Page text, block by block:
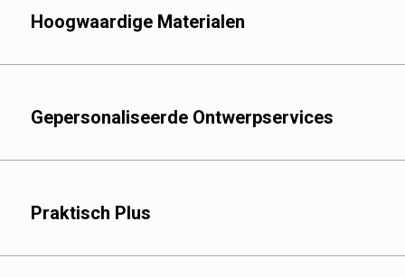
Natuurlijk kraftpapier:
Binnenvoeringen
Hoogwaardige Materialen
Gepersonaliseerde Ontwerpservices
Praktisch Plus